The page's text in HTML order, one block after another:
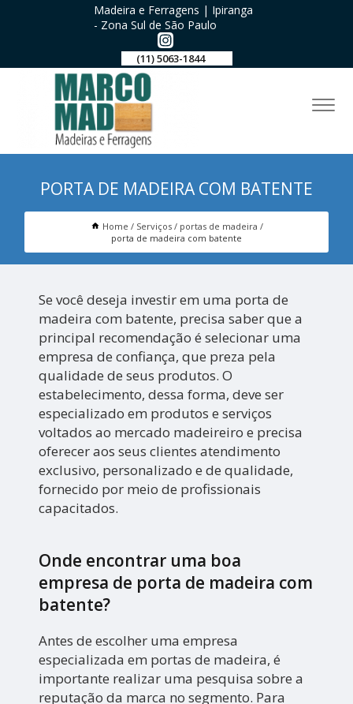
Madeira e Ferragens | Ipiranga
- Zona Sul de São Paulo
(11) 5063-1844
PORTA DE MADEIRA COM BATENTE
Home Serviços
portas de madeira
porta de madeira com batente
Se você deseja investir em uma porta de
madeira com batente, precisa saber que a
principal recomendação é selecionar uma
empresa de confiança, que preza pela
qualidade de seus produtos. O
estabelecimento, dessa forma, deve ser
especializado em produtos e serviços
voltados ao mercado madeireiro e precisa
oferecer aos seus clientes atendimento
exclusivo, personalizado e de qualidade,
fornecido por meio de profissionais
capacitados.
Onde encontrar uma boa
empresa de porta de madeira com
batente?
Antes de escolher uma empresa
especializada em portas de madeira, é
importante realizar uma pesquisa sobre a
reputação da marca no segmento. Para